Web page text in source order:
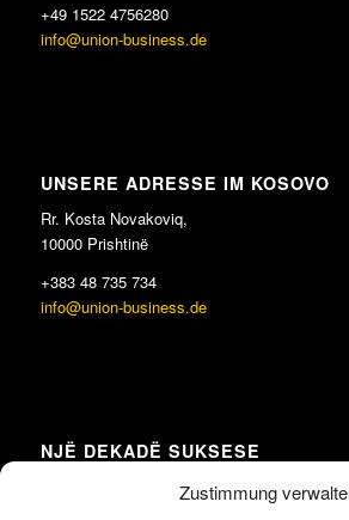
Zustimmung
+49 1522 4756280
info@union-business.de
UNSERE ADRESSE IM KOSOVO
Rr. Kosta Novakoviq,
10000 Prishtinë
+383 48 735 734
info@union-business.de
NJË DEKADË SUKSESE